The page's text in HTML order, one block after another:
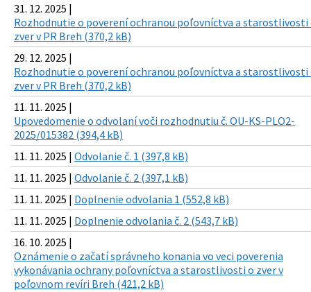
31. 12. 2025 |
Rozhodnutie o poverení ochranou poľovníctva a starostlivosti
zver v PR Breh (370,2 kB)
29. 12. 2025 |
Rozhodnutie o poverení ochranou poľovníctva a starostlivosti
zver v PR Breh (370,2 kB)
11. 11. 2025 |
Upovedomenie o odvolaní voči rozhodnutiu č. OU-KS-PLO2-
2025/015382 (394,4 kB)
11. 11. 2025 | Odvolanie č. 1 (397,8 kB)
11. 11. 2025 | Odvolanie č. 2 (397,1 kB)
11. 11. 2025 | Doplnenie odvolania 1 (552,8 kB)
11. 11. 2025 | Doplnenie odvolania č. 2 (543,7 kB)
16. 10. 2025 |
Oznámenie o začatí správneho konania vo veci poverenia
vykonávania ochrany poľovníctva a starostlivosti o zver v
poľovnom revíri Breh (421,2 kB)